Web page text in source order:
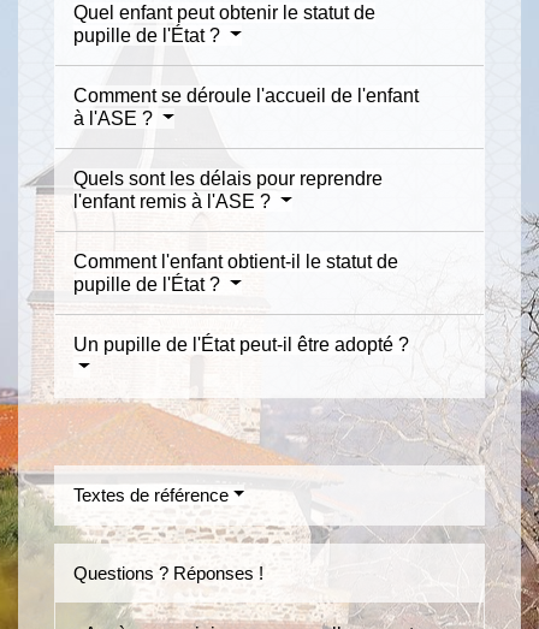
Quel enfant peut obtenir le statut de
pupille de l'État ?
Comment se déroule l'accueil de l'enfant
à l'ASE ?
Quels sont les délais pour reprendre
l'enfant remis à l'ASE ?
Comment l'enfant obtient-il le statut de
pupille de l'État ?
Un pupille de l'État peut-il être adopté ?
Textes de référence
Questions ? Réponses !